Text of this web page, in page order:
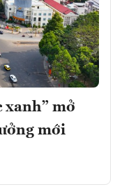
xanh” mở
mới